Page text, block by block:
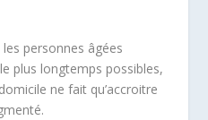
personnes âgées
plus longtemps possibles,
ne fait qu’accroitre